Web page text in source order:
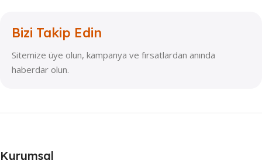
Bizi Takip Edin
Sitemize üye olun, kampanya ve fırsatlardan anında
haberdar olun.
Kurumsal